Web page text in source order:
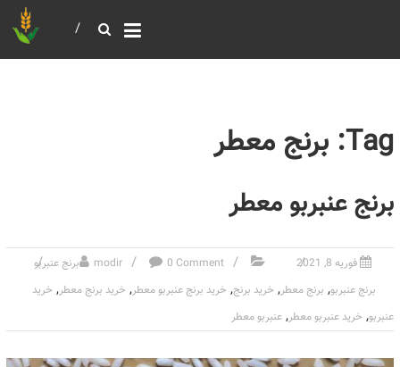
Tag: برنج معطر
برنج عنبربو معطر
فوریه 8, 2021 modir 0 Comment
برنج عنبربو
برنج عنبربو, برنج معطر, خرید برنج, خرید برنج عنبربو معطر, خرید برنج معطر, خرید
عنبربو, خرید عنبربو معطر, عنبربو معطر